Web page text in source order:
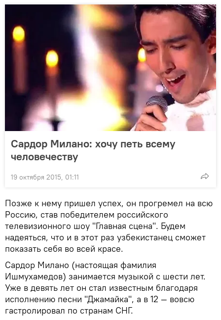
Сардор Милано: хочу петь всему
человечеству
19 октября 2015, 01:11
Позже к нему пришел успех, он прогремел на всю
Россию, став победителем российского
телевизионного шоу "Главная сцена". Будем
надеяться, что и в этот раз узбекистанец сможет
показать себя во всей красе.
Сардор Милано (настоящая фамилия
Ишмухамедов) занимается музыкой с шести лет.
Уже в девять лет он стал известным благодаря
исполнению песни "Джамайка", а в 12 — вовсю
гастролировал по странам СНГ.